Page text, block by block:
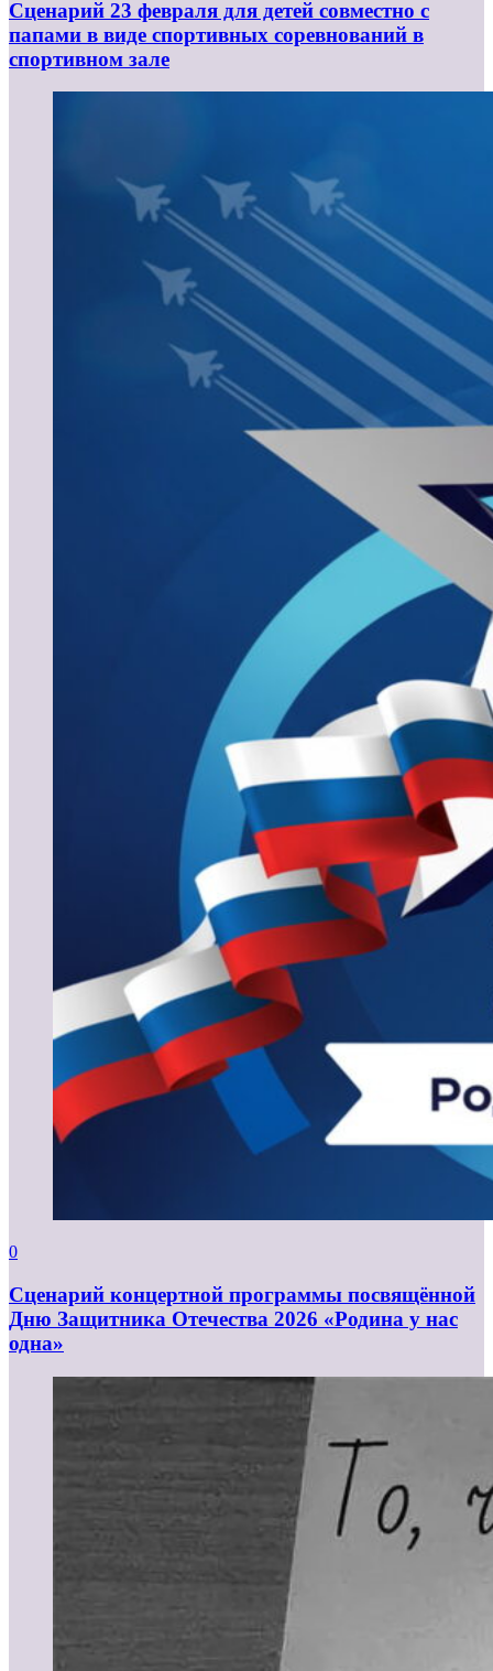
Сценарий 23 февраля для детей совместно с
папами в виде спортивных соревнований в
спортивном зале
0
Сценарий концертной программы посвящённой
Дню Защитника Отечества 2026 «Родина у нас
одна»